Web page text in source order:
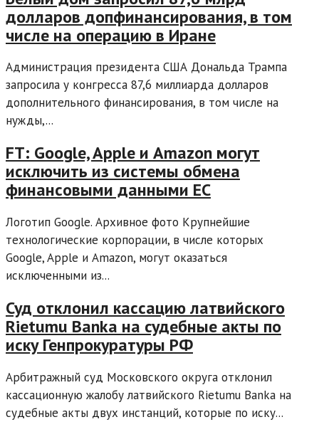
долларов допфинансирования, в том
числе на операцию в Иране
Администрация президента США Дональда Трампа
запросила у конгресса 87,6 миллиарда долларов
дополнительного финансирования, в том числе на
нужды,...
FT: Google, Apple и Amazon могут
исключить из системы обмена
финансовыми данными ЕС
Логотип Google. Архивное фото Крупнейшие
технологические корпорации, в числе которых
Google, Apple и Amazon, могут оказаться
исключенными из...
Суд отклонил кассацию латвийского
Rietumu Banka на судебные акты по
иску Генпрокуратуры РФ
Арбитражный суд Московского округа отклонил
кассационную жалобу латвийского Rietumu Banka на
судебные акты двух инстанций, которые по иску...